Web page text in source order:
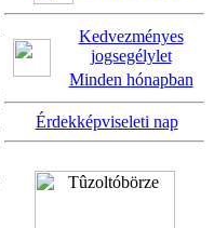
Kedvezményes
jogsegélylet
Minden hónapban
Érdekképviseleti nap